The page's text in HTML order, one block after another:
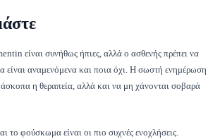
είναι συνήθως ήπιες, αλλά ο ασθενής πρέπει να
είναι αναμενόμενα και ποια όχι. Η σωστή ενημέρωση
η θεραπεία, αλλά και να μη χάνονται σοβαρά
το φούσκωμα είναι οι πιο συχνές ενοχλήσεις.